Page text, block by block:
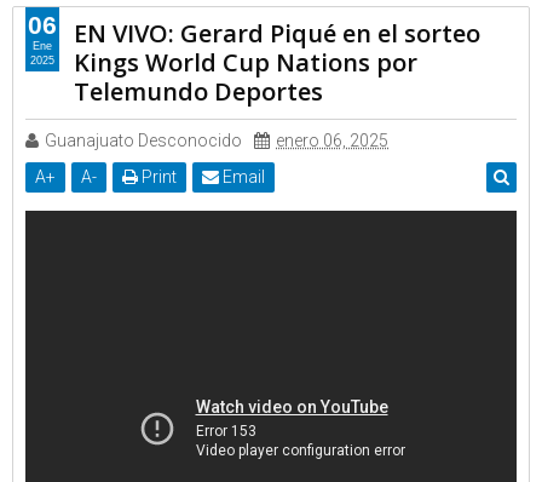
Deportes
Telemundo Deportes
EN VIVO: Gerard Piqué en el sorteo Kings World Cup Nations por
Telemundo Deportes
EN VIVO: Gerard Piqué en el sorteo
Kings World Cup Nations por
Telemundo Deportes
Guanajuato Desconocido
enero 06, 2025
A+ A- Print Email
06
Ene
2025